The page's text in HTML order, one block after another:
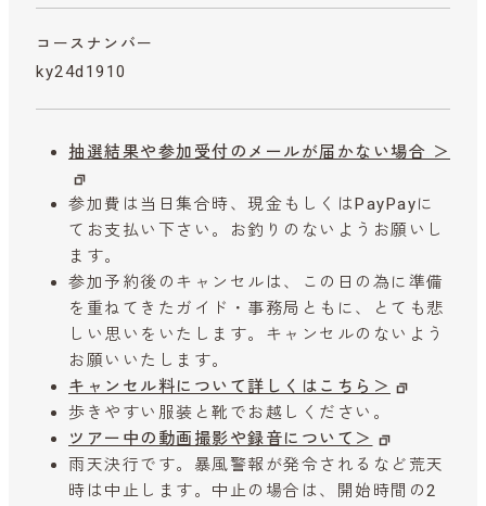
コースナンバー
ky24d1910
抽選結果や参加受付のメールが届かない場合 ＞
参加費は当日集合時、現金もしくはPayPayに
てお支払い下さい。お釣りのないようお願いし
ます。
参加予約後のキャンセルは、この日の為に準備
を重ねてきたガイド・事務局ともに、とても悲
しい思いをいたします。キャンセルのないよう
お願いいたします。
キャンセル料について詳しくはこちら＞
歩きやすい服装と靴でお越しください。
ツアー中の動画撮影や録音について＞
雨天決行です。暴風警報が発令されるなど荒天
時は中止します。中止の場合は、開始時間の2